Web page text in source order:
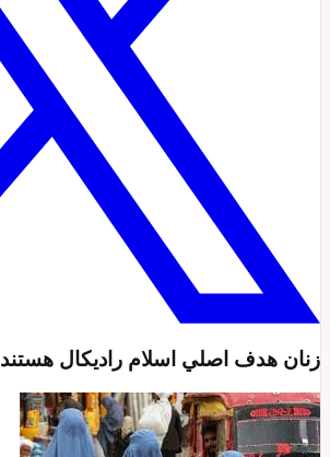
زنان هدف اصلي اسلام راديکال هستند